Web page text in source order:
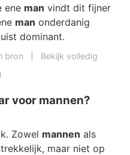
ene man vindt dit fijner
man onderdanig
dominant.
bron
Bekijk volledig
voor mannen?
Zowel mannen als
maar niet op